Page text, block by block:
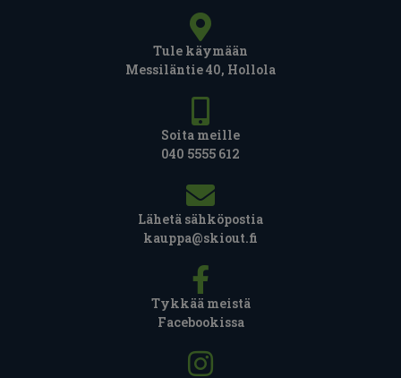
Tule käymään
Messiläntie 40, Hollola
Soita meille
040 5555 612
Lähetä sähköpostia
kauppa@skiout.fi
Tykkää meistä
Facebookissa